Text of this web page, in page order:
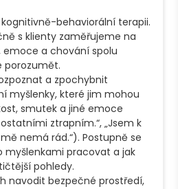
behaviorální terapii.
s klienty zaměřujeme na
emoce a chování spolu
porozumět.
a zpochybnit
myšlenky, které jim mohou
smutek a jiné emoce
ztrapním.“, „Jsem k
nemá rád.“). Postupně se
myšlenkami pracovat a jak
pohledy.
navodit bezpečné prostředí,